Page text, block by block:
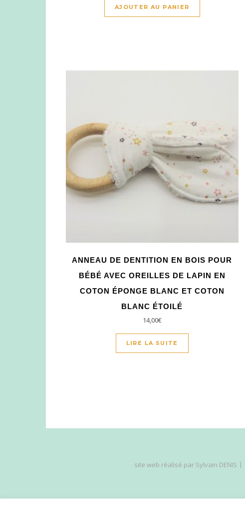
AJOUTER AU PANIER
ANNEAU DE DENTITION EN BOIS POUR
BÉBÉ AVEC OREILLES DE LAPIN EN
COTON ÉPONGE BLANC ET COTON
BLANC ÉTOILÉ
14,00€
LIRE LA SUITE
site web réalisé par Sylvain DENIS